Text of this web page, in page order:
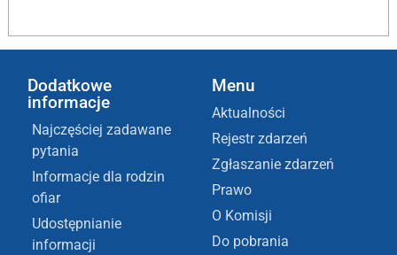
Dodatkowe
informacje
Najczęściej zadawane
pytania
Informacje dla rodzin
ofiar
Udostępnianie
informacji
Menu
Aktualności
Rejestr zdarzeń
Zgłaszanie zdarzeń
Prawo
O Komisji
Do pobrania